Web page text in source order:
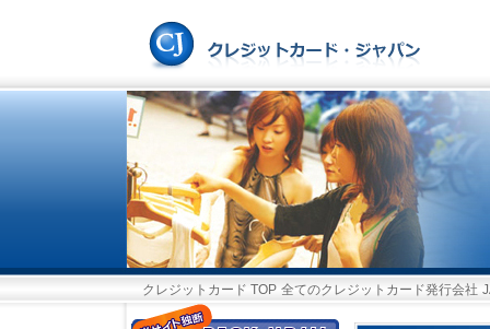
クレジットカード TOP 全てのクレジットカード発行会社